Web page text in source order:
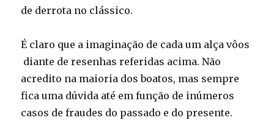
de derrota no clássico.
É claro que a imaginação de cada um alça vôos
diante de resenhas referidas acima. Não
acredito na maioria dos boatos, mas sempre
fica uma dúvida até em função de inúmeros
casos de fraudes do passado e do presente.